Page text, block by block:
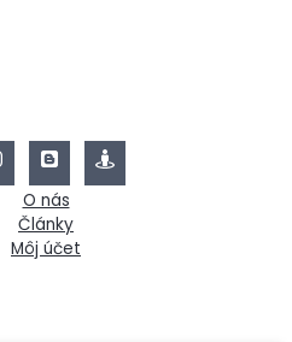
O nás
Články
Môj účet